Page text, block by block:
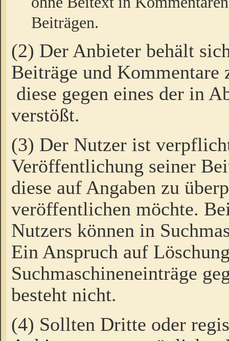
Beiträgen.
(2) Der Anbieter behält
Beiträge und Kommentare
diese gegen eines der in
verstößt.
(3) Der Nutzer ist
Veröffentlichung seiner
diese auf Angaben zu
veröffentlichen möchte.
Nutzers können in
Ein Anspruch auf
Suchmaschineneinträge
besteht nicht.
(4) Sollten Dritte oder